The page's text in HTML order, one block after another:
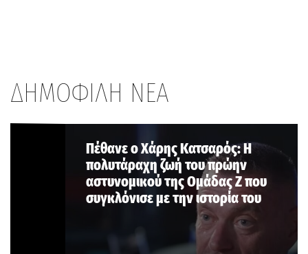
ΔΗΜΟΦΙΛΗ ΝΕΑ
Πέθανε ο Χάρης Κατσαρός: Η
πολυτάραχη ζωή του πρώην
αστυνομικού της Ομάδας Ζ που
συγκλόνισε με την ιστορία του